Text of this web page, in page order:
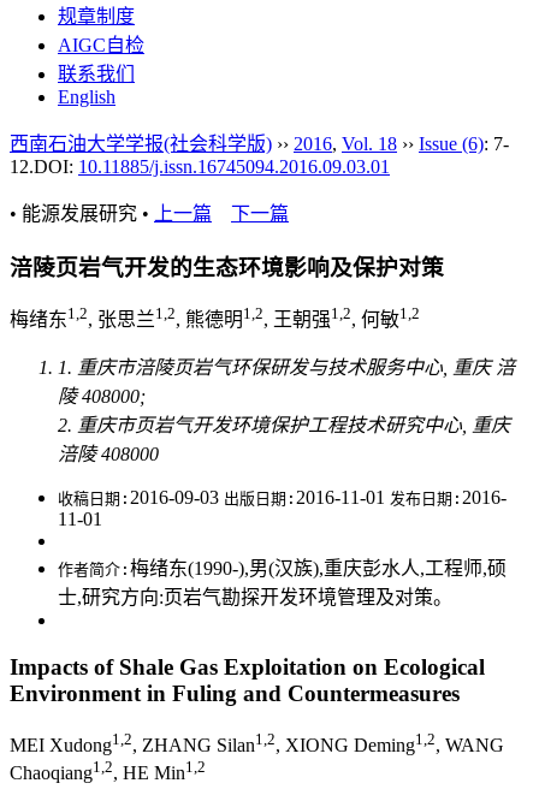
规章制度
AIGC自检
联系我们
English
西南石油大学学报(社会科学版) ›› 2016, Vol. 18 ›› Issue (6): 7-
12.DOI: 10.11885/j.issn.16745094.2016.09.03.01
• 能源发展研究 • 上一篇 下一篇
涪陵页岩气开发的生态环境影响及保护对策
梅绪东1,2, 张思兰1,2, 熊德明 1,2, 王朝强1,2, 何敏1,2
1. 重庆市涪陵页岩气环保研发与技术服务中心, 重庆 涪
陵 408000;
2. 重庆市页岩气开发环境保护工程技术研究中心, 重庆
涪陵 408000
收稿日期: 2016-09-03 出版日期: 2016-11-01 发布日期: 2016-
11-01
作者简介: 梅绪东(1990-),男(汉族),重庆彭水人,工程师,硕
士,研究方向:页岩气勘探开发环境管理及对策。
Impacts of Shale Gas Exploitation on Ecological
Environment in Fuling and Countermeasures
MEI Xudong1,2, ZHANG Silan1,2, XIONG Deming1,2, WANG
Chaoqiang1,2, HE Min1,2